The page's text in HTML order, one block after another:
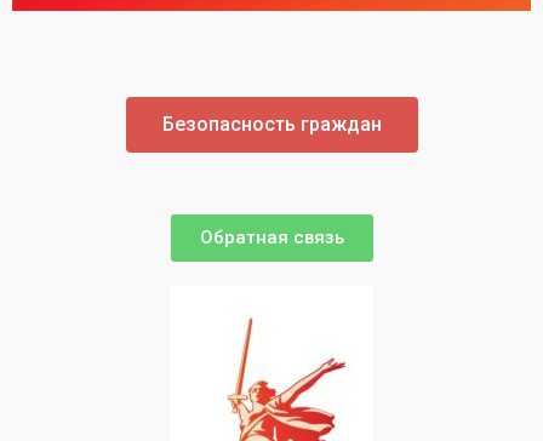
Безопасность граждан
Обратная связь